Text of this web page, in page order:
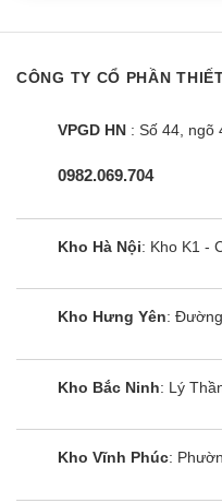
mới được thiết kế với
đồng đều khắp căn
luồng gió đi dọc theo
Tránh thổi trực tiếp
Công nghệ
điều hòa LG
Với công nghệ
điều khiển chiếc
wifi ở bất kỳ đâu.
CÔNG TY CỔ PHẦN
VPGD HN : Số 44, ngõ
0982.069.704
Kho Hà Nội: Kho K1 -
Kho Hưng Yên:
Kho Bắc Ninh: Lý
Kho Vĩnh Phúc: